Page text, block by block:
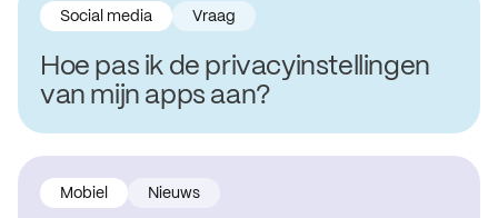
Hoe pas ik de privacyinstellingen
van mijn apps aan?
Social media Vraag
Mobiel Nieuws